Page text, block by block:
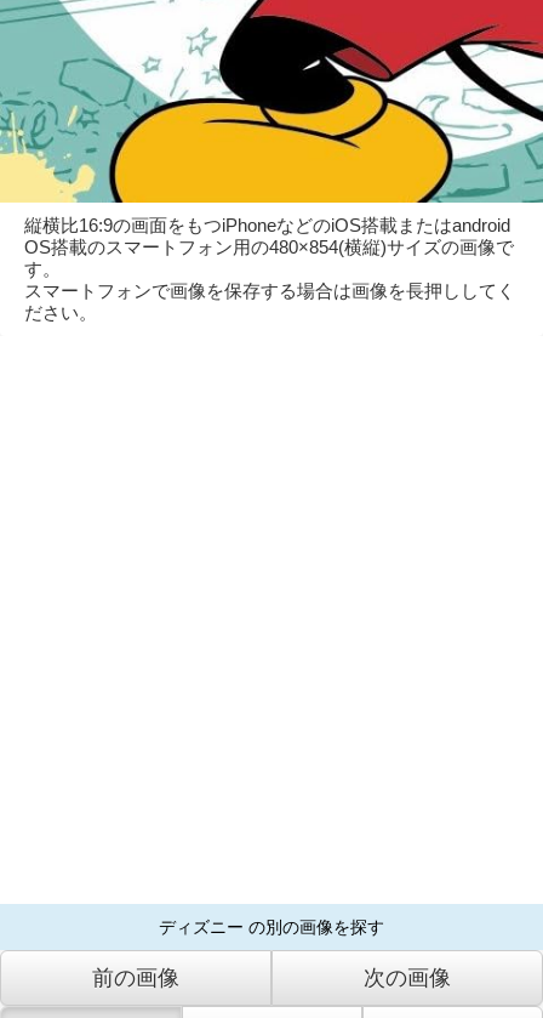
縦横比16:9の画面をもつiPhoneなどのiOS搭載またはandroid
OS搭載のスマートフォン用の480×854(横縦)サイズの画像で
す。
スマートフォンで画像を保存する場合は画像を長押ししてく
ださい。
ディズニー の別の画像を探す
前の画像 次の画像